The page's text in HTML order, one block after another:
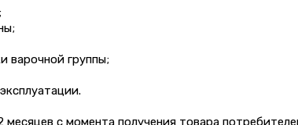
варочной группы;
месяцев с момента получения товара